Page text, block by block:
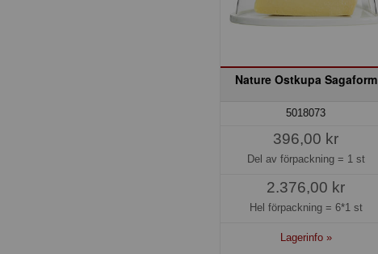
Nature Ostkupa Sagaform
5018073
396,00 kr
Del av förpackning = 1 st
2.376,00 kr
Hel förpackning = 6*1 st
Lagerinfo »